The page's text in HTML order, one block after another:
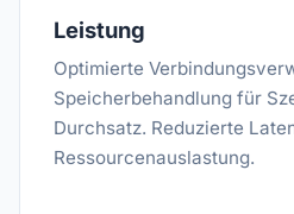
Leistung
Optimierte
Speicherbehandlung für
Durchsatz. Reduzierte
Ressourcenauslastung.